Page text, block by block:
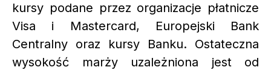
kursy podane przez organizacje płatnicze
Visa i Mastercard, Europejski Bank
Centralny oraz kursy Banku. Ostateczna
wysokość marży uzależniona jest od